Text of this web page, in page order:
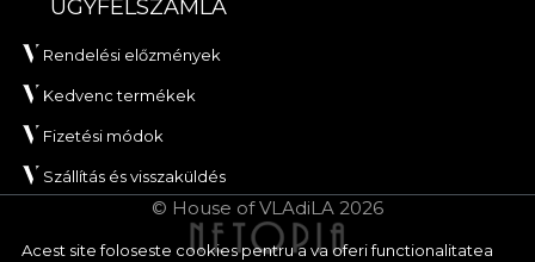
Acest site foloseste cookies pentru a va oferi functionalitatea
ÜGYFÉLSZÁMLA
Rendelési előzmények
Kedvenc termékek
Fizetési módok
Szállítás és visszaküldés
© House of VLAdiLA 2026